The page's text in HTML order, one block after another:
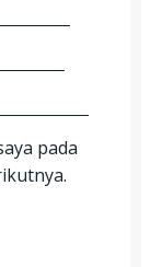
pada